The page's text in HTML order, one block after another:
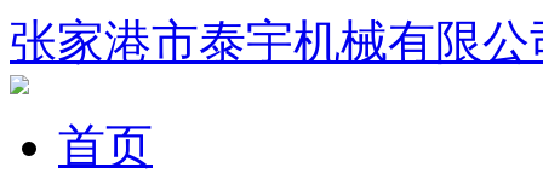
张家港市泰宇机械有限公
首页